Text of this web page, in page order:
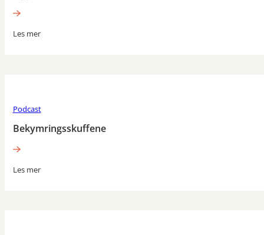
Les mer
Podcast
Bekymringsskuffene
Les mer